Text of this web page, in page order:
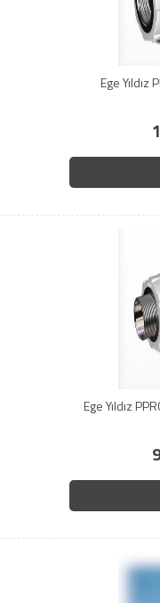
Ege
Ege Yıldız